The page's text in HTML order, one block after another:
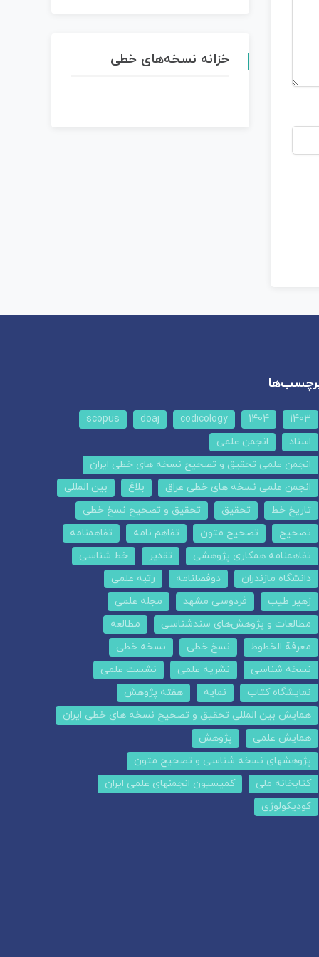
خزانه نسخه‌های خطی
1403
1404
codicology
doaj
scopus
اسناد
انجمن علمی
انجمن علمی تحقیق و تصحیح نسخه های خطی ایران
انجمن علمی نسخه های خطی عراق
بلاغ
بین المللی
تاریخ خط
تحقیق
تحقیق و تصحیح نسخ خطی
تصحیح
تصحیح متون تفاهم نامه
تفاهمنامه
تفاهمنامه همکاری پژوهشی
تقدیر
خط شناسی
دانشگاه مازندران
دوفصلنامه
رتبه علمی
زهیر طیب
فردوسی مشهد
مجله علمی
مطالعات و پژوهش‌های سندشناسی
مطالعه
معرفة الخطوط
نسخ خطی
نسخه خطی
نسخه شناسی
نشریه علمی
نشست علمی
نمایشگاه کتاب
نمایه
هفته پژوهش
همایش بین المللی تحقیق و تصحیح نسخه های خطی ایران
همایش علمی
پژوهش
پژوهشهای نسخه شناسی و تصحیح متون
کتابخانه ملی
کمیسیون انجمنهای علمی ایران
کودیکولوژی